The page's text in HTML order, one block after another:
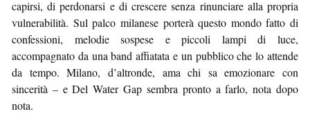
capirsi, di perdonarsi e di crescere senza rinunciare alla propria
vulnerabilità. Sul palco milanese porterà questo mondo fatto di
confessioni, melodie sospese e piccoli lampi di luce,
accompagnato da una band affiatata e un pubblico che lo attende
da tempo. Milano, d’altronde, ama chi sa emozionare con
sincerità – e Del Water Gap sembra pronto a farlo, nota dopo
nota.